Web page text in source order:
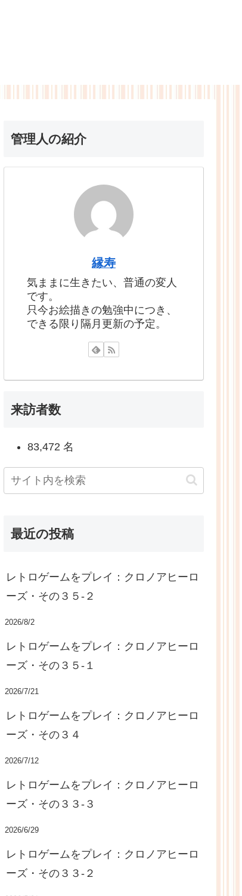
管理人の紹介
縁寿
気ままに生きたい、普通の変人
です。
只今お絵描きの勉強中につき、
できる限り隔月更新の予定。
来訪者数
83,472 名
最近の投稿
レトロゲームをプレイ：クロノアヒーロ
ーズ・その３５-２
2026/8/2
レトロゲームをプレイ：クロノアヒーロ
ーズ・その３５-１
2026/7/21
レトロゲームをプレイ：クロノアヒーロ
ーズ・その３４
2026/7/12
レトロゲームをプレイ：クロノアヒーロ
ーズ・その３３-３
2026/6/29
レトロゲームをプレイ：クロノアヒーロ
ーズ・その３３-２